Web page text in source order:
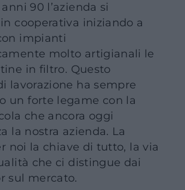
90 l’azienda si
cooperativa iniziando a
impianti
molto artigianali le
in filtro. Questo
lavorazione ha sempre
un forte legame con la
che ancora oggi
la nostra azienda. La
noi la chiave di tutto, la via
che ci distingue dai
sul mercato.